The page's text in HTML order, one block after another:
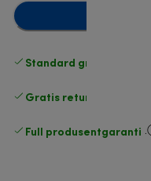
Standard gratis levering
Gratis retur
Full produsentgaranti .